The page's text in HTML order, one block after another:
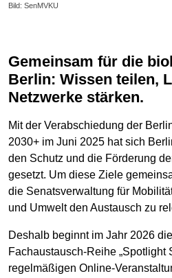
Bild: SenMVKU
Gemeinsam für die biologische Vielfalt in
Berlin: Wissen teilen,
Netzwerke stärken.
Mit der Verabschiedung der
2030+ im Juni 2025 hat sich
den Schutz und die Förderung
gesetzt. Um diese Ziele
die Senatsverwaltung für
und Umwelt den Austausch zu
Deshalb beginnt im Jahr 2026
Fachaustausch-Reihe „Spotlight
regelmäßigen Online-